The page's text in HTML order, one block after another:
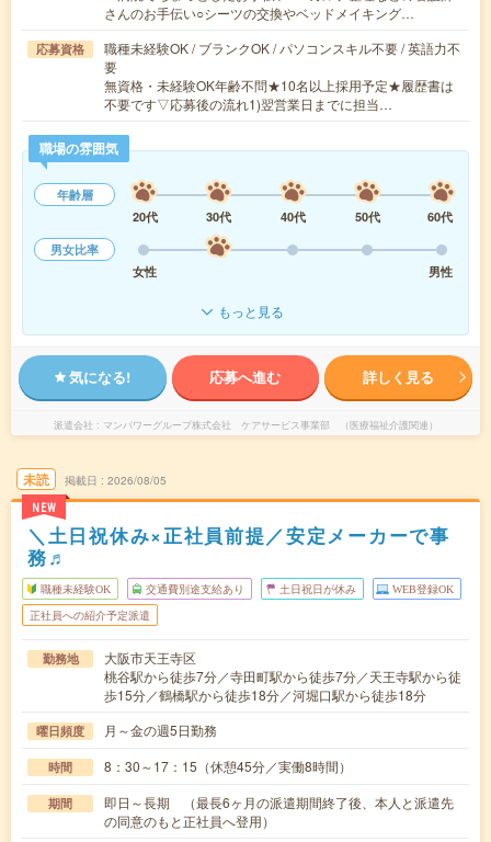
さんのお手伝い○シーツの交換やベッドメイキング…
応募資格
職種未経験OK / ブランクOK / パソコンスキル不要 / 英語力不
要
無資格・未経験OK年齢不問★10名以上採用予定★履歴書は
不要です▽応募後の流れ1)翌営業日までに担当…
職場の雰囲気
年齢層
20代
30代 40代 50代
60代
男女比率
女性
男性
もっと見る
気になる! 応募へ進む 詳しく見る
派遣会社 マンパワーグループ株式会社 ケアサービス事業部 （医療福祉介護関連）
未読
NEW
掲載日 2026/08/05
＼土日祝休み×正社員前提／安定メーカーで事
務♬
職種未経験OK 交通費別途支給あり 土日祝日が休み WEB登録OK
正社員への紹介予定派遣
勤務地
大阪市天王寺区
桃谷駅から徒歩7分／寺田町駅から徒歩7分／天王寺駅から徒
歩15分／鶴橋駅から徒歩18分／河堀口駅から徒歩18分
曜日頻度 月～金の週5日勤務
時間 8：30～17：15（休憩45分／実働8時間）
期間
即日～長期 （最長6ヶ月の派遣期間終了後、本人と派遣先
の同意のもと正社員へ登用）